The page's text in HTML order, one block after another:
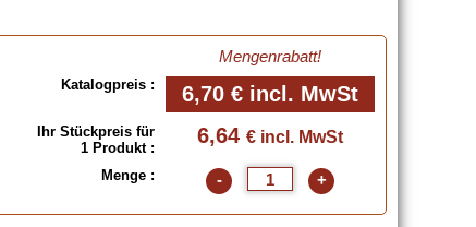
Mengenrabatt!
Katalogpreis : 6,70 € incl. MwSt
Ihr Stückpreis für
1 Produkt :
6,64 € incl. MwSt
Menge : - +